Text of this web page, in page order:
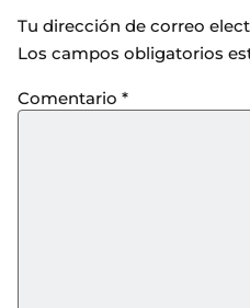
Tu dirección de correo
Los campos obligatorios
Comentario *